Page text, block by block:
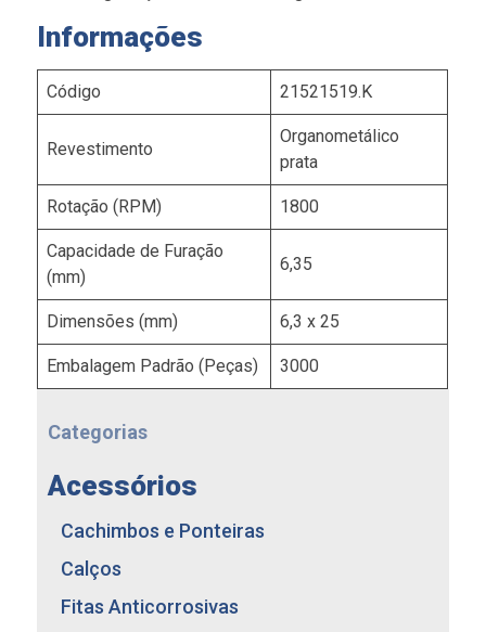
Informações
Código 21521519.K
Revestimento
Organometálico
prata
Rotação (RPM) 1800
Capacidade de Furação
(mm)
6,35
Dimensões (mm) 6,3 x 25
Embalagem Padrão (Peças) 3000
Categorias
Acessórios
Cachimbos e Ponteiras
Calços
Fitas Anticorrosivas